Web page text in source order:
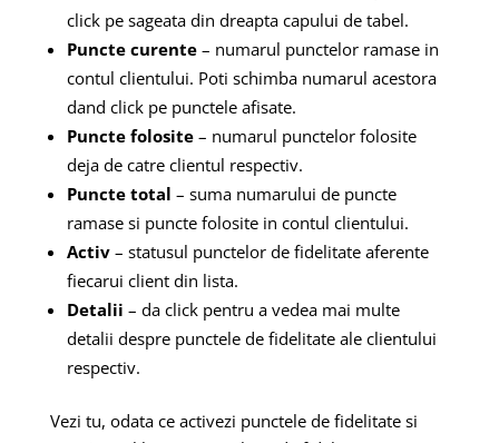
click pe sageata din dreapta capului de tabel.
Puncte curente– numarul punctelor ramase in
contul clientului. Poti schimba numarul acestora
dand click pe punctele afisate.
Puncte folosite– numarul punctelor folosite
deja de catre clientul respectiv.
Puncte total – suma numarului de puncte
ramase si puncte folosite in contul clientului.
Activ – statusul punctelor de fidelitate aferente
fiecarui client din lista.
Detalii – da click pentru a vedea mai multe
detalii despre punctele de fidelitate ale clientului
respectiv.
Vezi tu, odata ce activezi punctele de fidelitate si